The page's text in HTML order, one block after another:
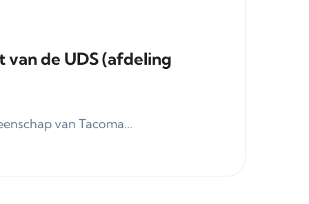
de UDS (afdeling
van Tacoma...